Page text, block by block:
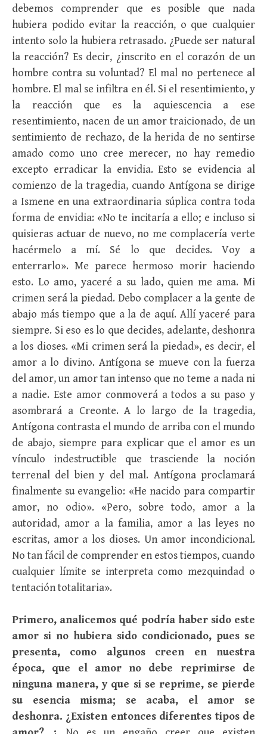
debemos comprender que es posible que nada
hubiera podido evitar la reacción, o que cualquier
intento solo la hubiera retrasado. ¿Puede ser natural
la reacción? Es decir, ¿inscrito en el corazón de un
hombre contra su voluntad? El mal no pertenece al
hombre. El mal se infiltra en él. Si el resentimiento, y
la reacción que es la aquiescencia a ese
resentimiento, nacen de un amor traicionado, de un
sentimiento de rechazo, de la herida de no sentirse
amado como uno cree merecer, no hay remedio
excepto erradicar la envidia. Esto se evidencia al
comienzo de la tragedia, cuando Antígona se dirige
a Ismene en una extraordinaria súplica contra toda
forma de envidia: «No te incitaría a ello; e incluso si
quisieras actuar de nuevo, no me complacería verte
hacérmelo a mí. Sé lo que decides. Voy a
enterrarlo». Me parece hermoso morir haciendo
esto. Lo amo, yaceré a su lado, quien me ama. Mi
crimen será la piedad. Debo complacer a la gente de
abajo más tiempo que a la de aquí. Allí yaceré para
siempre. Si eso es lo que decides, adelante, deshonra
a los dioses. «Mi crimen será la piedad», es decir, el
amor a lo divino. Antígona se mueve con la fuerza
del amor, un amor tan intenso que no teme a nada ni
a nadie. Este amor conmoverá a todos a su paso y
asombrará a Creonte. A lo largo de la tragedia,
Antígona contrasta el mundo de arriba con el mundo
de abajo, siempre para explicar que el amor es un
vínculo indestructible que trasciende la noción
terrenal del bien y del mal. Antígona proclamará
finalmente su evangelio: «He nacido para compartir
amor, no odio». «Pero, sobre todo, amor a la
autoridad, amor a la familia, amor a las leyes no
escritas, amor a los dioses. Un amor incondicional.
No tan fácil de comprender en estos tiempos, cuando
cualquier límite se interpreta como mezquindad o
tentación totalitaria».
Primero, analicemos qué podría haber sido este
amor si no hubiera sido condicionado, pues se
presenta, como algunos creen en nuestra
época, que el amor no debe reprimirse de
ninguna manera, y que si se reprime, se pierde
su esencia misma; se acaba, el amor se
deshonra. ¿Existen entonces diferentes tipos de